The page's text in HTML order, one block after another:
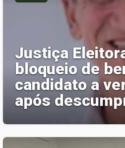
Justiça
bloqueio de
candidato a
após